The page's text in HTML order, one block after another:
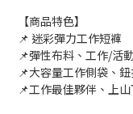
【商品特色】
📌 迷彩彈力工作短褲
📌彈性布料、工作/活
📌大容量工作側袋、
📌工作最佳夥伴、上